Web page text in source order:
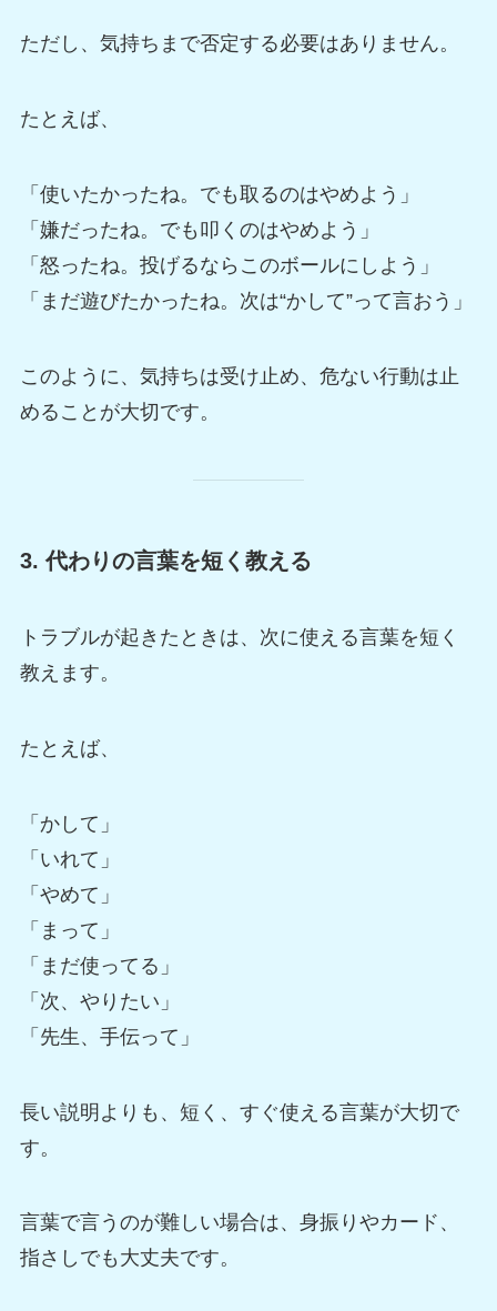
ただし、気持ちまで否定する必要はありません。
たとえば、
「使いたかったね。でも取るのはやめよう」
「嫌だったね。でも叩くのはやめよう」
「怒ったね。投げるならこのボールにしよう」
「まだ遊びたかったね。次は“かして”って言おう」
このように、気持ちは受け止め、危ない行動は止
めることが大切です。
3. 代わりの言葉を短く教える
トラブルが起きたときは、次に使える言葉を短く
教えます。
たとえば、
「かして」
「いれて」
「やめて」
「まって」
「まだ使ってる」
「次、やりたい」
「先生、手伝って」
長い説明よりも、短く、すぐ使える言葉が大切で
す。
言葉で言うのが難しい場合は、身振りやカード、
指さしでも大丈夫です。